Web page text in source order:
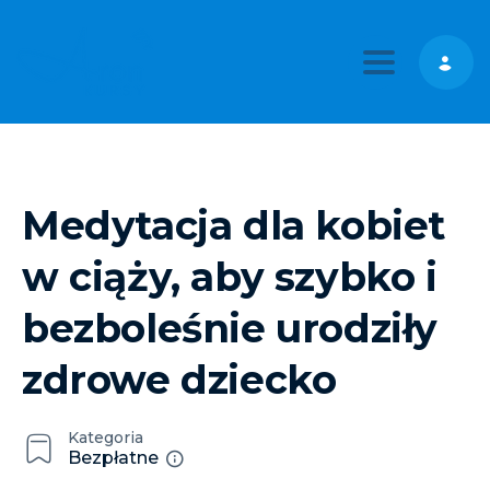
Toggle
Kategoria
Bezpłatne
Medytacja dla kobiet
w ciąży, aby szybko i
bezboleśnie urodziły
zdrowe dziecko